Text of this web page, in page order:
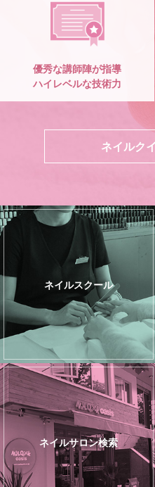
優秀な講師陣が指導
ハイレベルな技術力
ネイルク
ネイルスクール
ネイルサロン検索